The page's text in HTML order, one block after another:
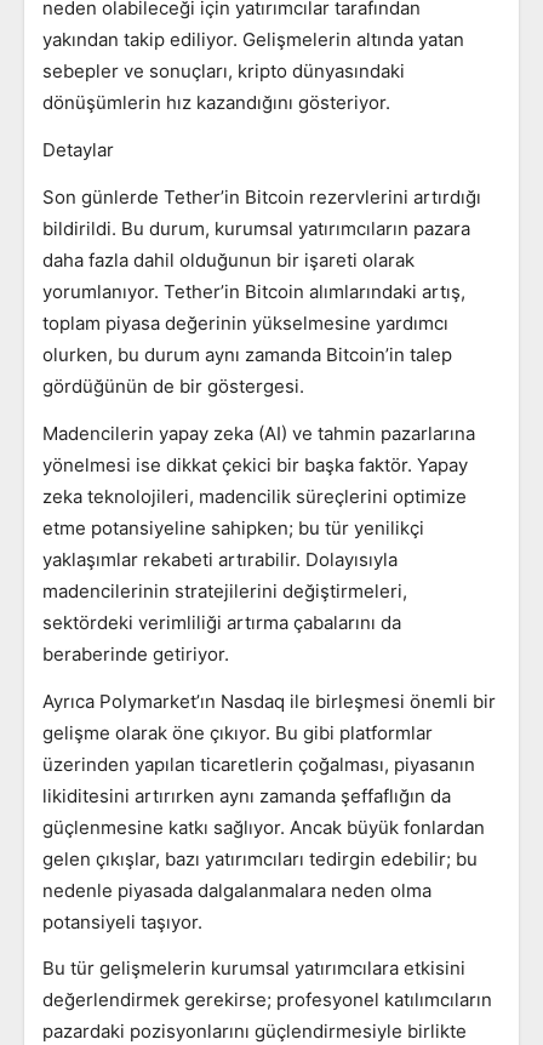
neden olabileceği için yatırımcılar tarafından
yakından takip ediliyor. Gelişmelerin altında yatan
sebepler ve sonuçları, kripto dünyasındaki
dönüşümlerin hız kazandığını gösteriyor.
Detaylar
Son günlerde Tether’in Bitcoin rezervlerini artırdığı
bildirildi. Bu durum, kurumsal yatırımcıların pazara
daha fazla dahil olduğunun bir işareti olarak
yorumlanıyor. Tether’in Bitcoin alımlarındaki artış,
toplam piyasa değerinin yükselmesine yardımcı
olurken, bu durum aynı zamanda Bitcoin’in talep
gördüğünün de bir göstergesi.
Madencilerin yapay zeka (AI) ve tahmin pazarlarına
yönelmesi ise dikkat çekici bir başka faktör. Yapay
zeka teknolojileri, madencilik süreçlerini optimize
etme potansiyeline sahipken; bu tür yenilikçi
yaklaşımlar rekabeti artırabilir. Dolayısıyla
madencilerinin stratejilerini değiştirmeleri,
sektördeki verimliliği artırma çabalarını da
beraberinde getiriyor.
Ayrıca Polymarket’ın Nasdaq ile birleşmesi önemli bir
gelişme olarak öne çıkıyor. Bu gibi platformlar
üzerinden yapılan ticaretlerin çoğalması, piyasanın
likiditesini artırırken aynı zamanda şeffaflığın da
güçlenmesine katkı sağlıyor. Ancak büyük fonlardan
gelen çıkışlar, bazı yatırımcıları tedirgin edebilir; bu
nedenle piyasada dalgalanmalara neden olma
potansiyeli taşıyor.
Bu tür gelişmelerin kurumsal yatırımcılara etkisini
değerlendirmek gerekirse; profesyonel katılımcıların
pazardaki pozisyonlarını güçlendirmesiyle birlikte